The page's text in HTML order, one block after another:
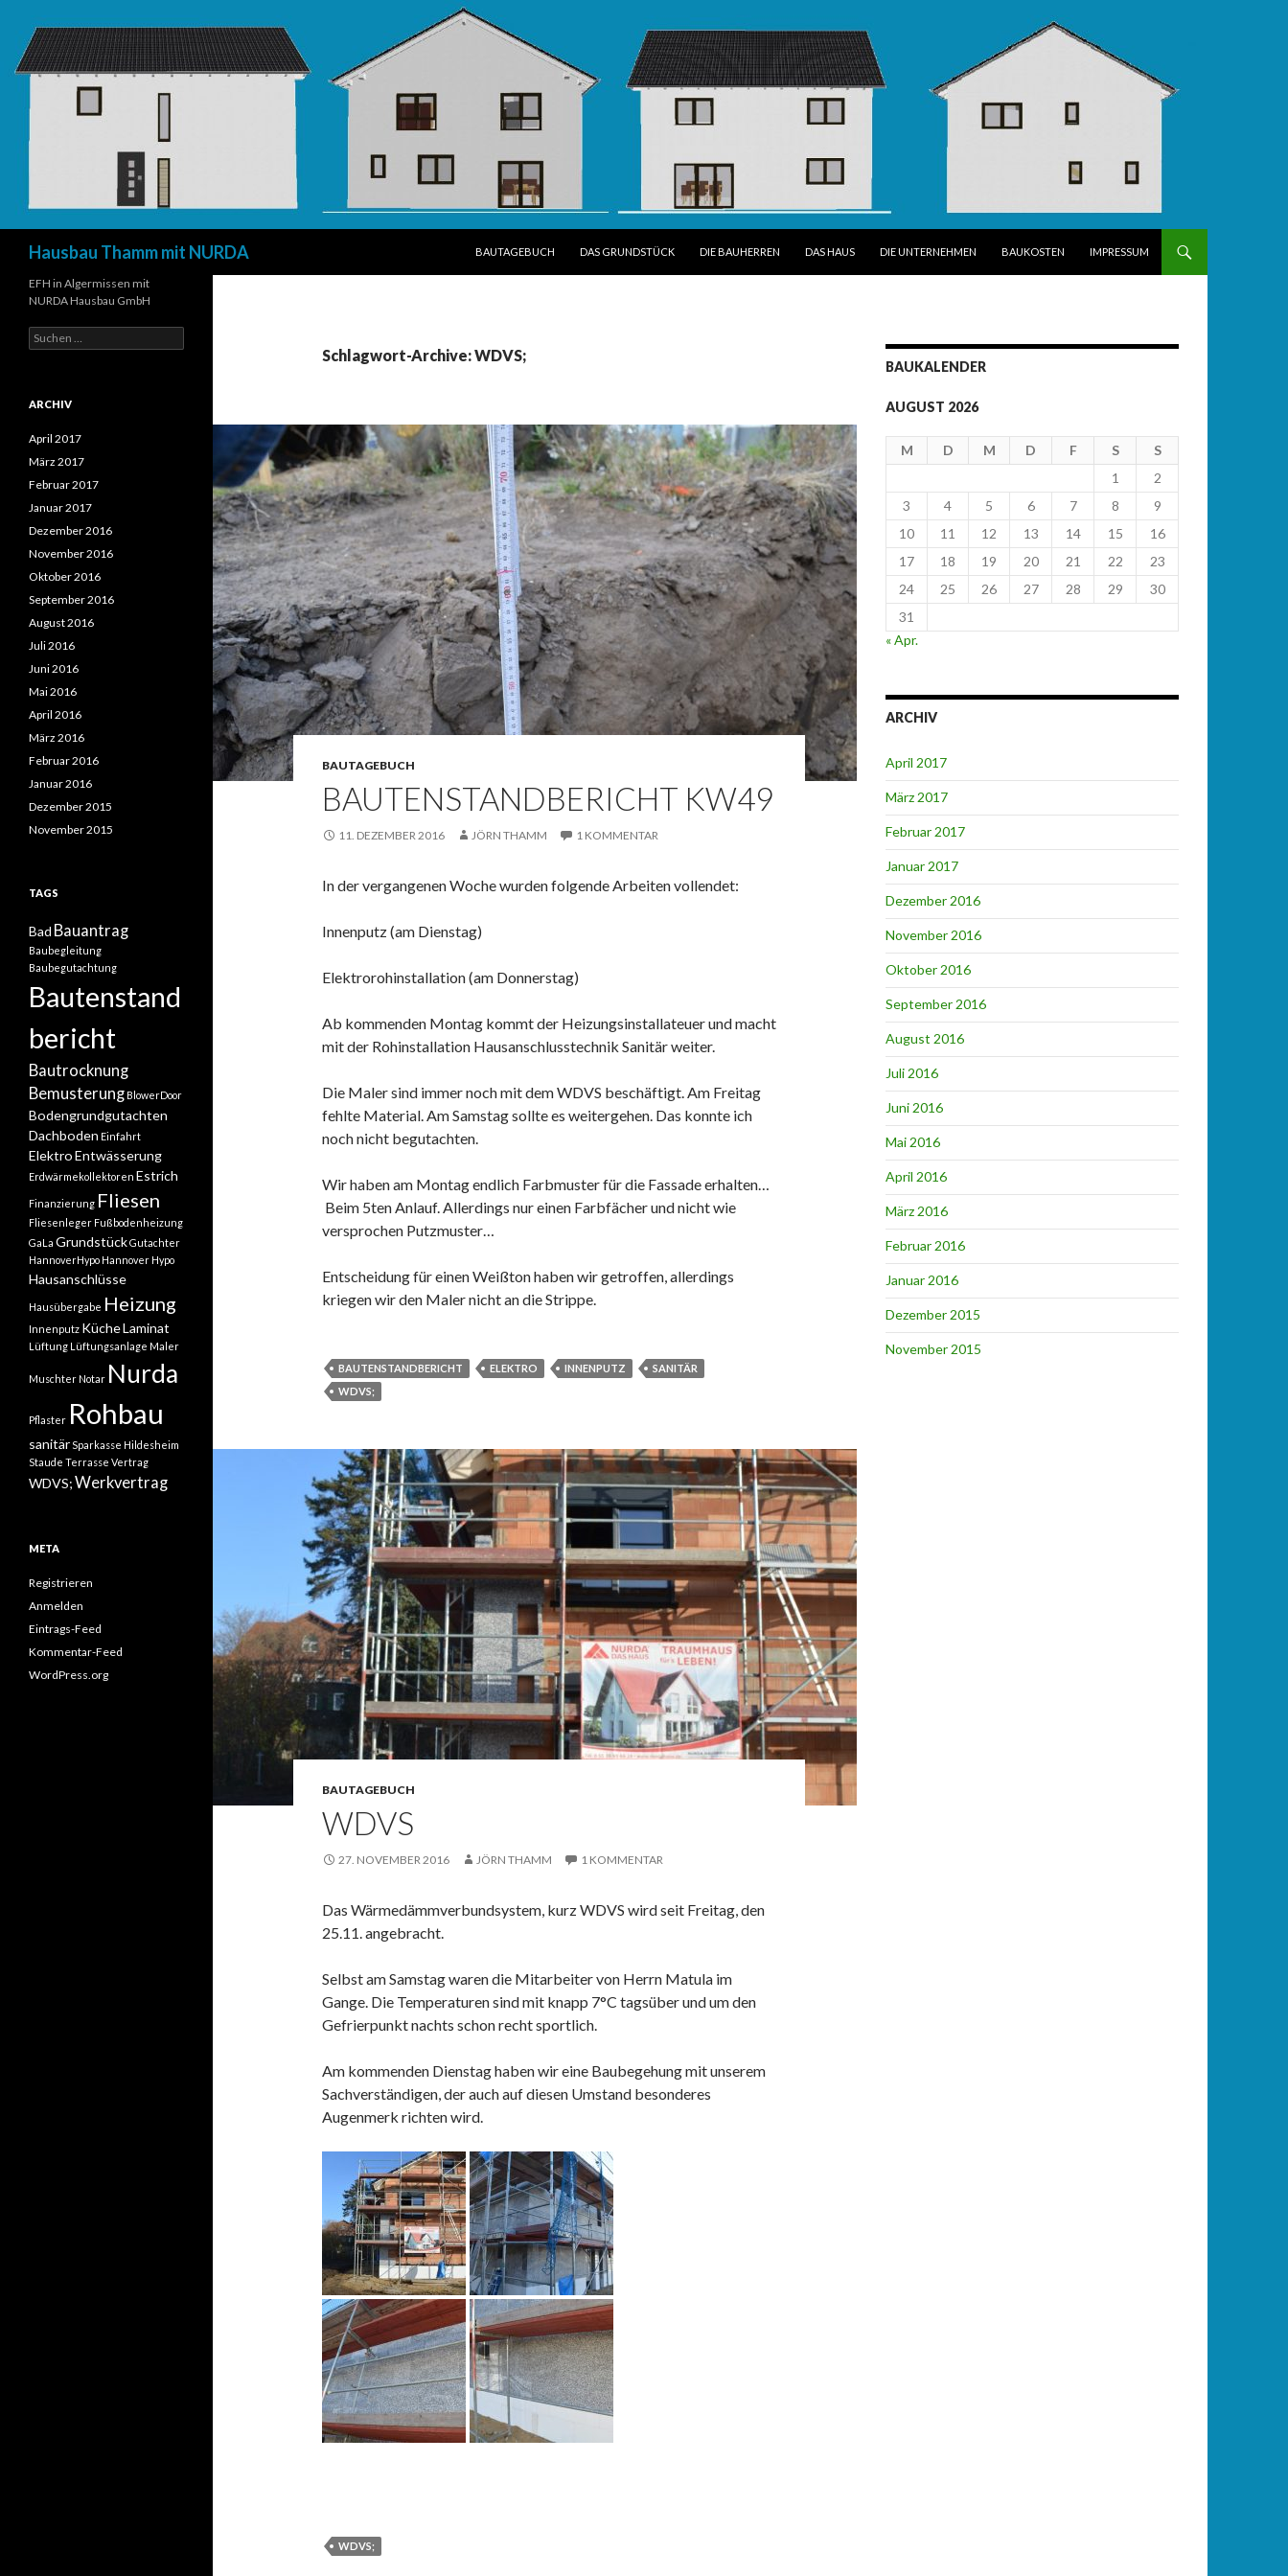
Hausbau Thamm mit NURDA
BAUTAGEBUCH
DAS GRUNDSTÜCK DIE BAUHERREN DAS HAUS DIE UNTERNEHMEN BAUKOSTEN IMPRESSUM
Schlagwort-Archive: WDVS;
BAUTAGEBUCH
BAUTENSTANDBERICHT KW49
11. DEZEMBER 2016 JÖRN THAMM 1 KOMMENTAR
In der vergangenen Woche wurden folgende Arbeiten vollendet:
Innenputz (am Dienstag)
Elektrorohinstallation (am Donnerstag)
Ab kommenden Montag kommt der Heizungsinstallateuer und macht
mit der Rohinstallation Hausanschlusstechnik Sanitär weiter.
Die Maler sind immer noch mit dem WDVS beschäftigt. Am Freitag
fehlte Material. Am Samstag sollte es weitergehen. Das konnte ich
noch nicht begutachten.
Wir haben am Montag endlich Farbmuster für die Fassade erhalten…
Beim 5ten Anlauf. Allerdings nur einen Farbfächer und nicht wie
versprochen Putzmuster…
Entscheidung für einen Weißton haben wir getroffen, allerdings
kriegen wir den Maler nicht an die Strippe.
BAUTENSTANDBERICHT ELEKTRO INNENPUTZ
SANITÄR
WDVS;
BAUTAGEBUCH
WDVS
27. NOVEMBER 2016 JÖRN THAMM 1 KOMMENTAR
Das Wärmedämmverbundsystem, kurz WDVS wird seit Freitag, den
25.11. angebracht.
Selbst am Samstag waren die Mitarbeiter von Herrn Matula im
Gange. Die Temperaturen sind mit knapp 7°C tagsüber und um den
Gefrierpunkt nachts schon recht sportlich.
Am kommenden Dienstag haben wir eine Baubegehung mit unserem
Sachverständigen, der auch auf diesen Umstand besonderes
Augenmerk richten wird.
WDVS;
BAUKALENDER
AUGUST 2026
M D M D F S
S
1
2
3
4 5 6 7 8
9
10
11 12 13 14 15
16
17
18 19 20 21 22
23
24
25 26 27 28 29
30
31
« Apr.
ARCHIV
April 2017
März 2017
Februar 2017
Januar 2017
Dezember 2016
November 2016
Oktober 2016
September 2016
August 2016
Juli 2016
Juni 2016
Mai 2016
April 2016
März 2016
Februar 2016
Januar 2016
Dezember 2015
November 2015
EFH in Algermissen mit
NURDA Hausbau GmbH
Suchen
nach:
ARCHIV
April 2017
März 2017
Februar 2017
Januar 2017
Dezember 2016
November 2016
Oktober 2016
September 2016
August 2016
Juli 2016
Juni 2016
Mai 2016
April 2016
März 2016
Februar 2016
Januar 2016
Dezember 2015
November 2015
TAGS
Bad Bauantrag
Baubegleitung
Baubegutachtung
Bautenstand
bericht
Bautrocknung
Bemusterung BlowerDoor
Bodengrundgutachten
Dachboden Einfahrt
ElektroEntwässerung
Erdwärmekollektoren Estrich
Finanzierung Fliesen
Fliesenleger Fußbodenheizung
GaLa GrundstückGutachter
HannoverHypo Hannover Hypo
Hausanschlüsse
Hausübergabe Heizung
Innenputz KücheLaminat
Lüftung Lüftungsanlage Maler
Muschter Notar Nurda
Pflaster Rohbau
sanitär Sparkasse Hildesheim
Staude Terrasse Vertrag
WDVS;Werkvertrag
META
Registrieren
Anmelden
Eintrags-Feed
Kommentar-Feed
WordPress.org